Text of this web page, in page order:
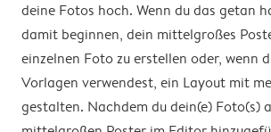
deine Fotos hoch. Wenn du das getan
damit beginnen, dein mittelgroßes
einzelnen Foto zu erstellen oder, wenn
Vorlagen verwendest, ein Layout mit
gestalten. Nachdem du dein(e) Foto(s)